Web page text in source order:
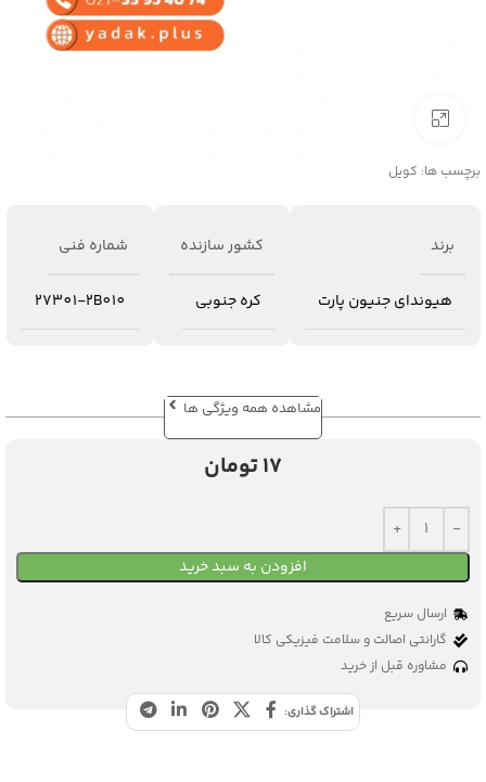
برچسب ها: کویل
برند
هیوندای جنیون پارت
کشور سازنده
کره جنوبی
شماره فنی
27301-2B010
مشاهده همه ویژگی ها
17تومان
افزودن به سبد خرید
ارسال سریع
گارانتی اصالت و سلامت فیزیکی کالا
مشاوره قبل از خرید
اشتراک گذاری: